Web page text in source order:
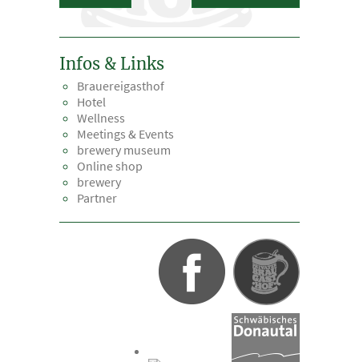
Infos & Links
Brauereigasthof
Hotel
Wellness
Meetings & Events
brewery museum
Online shop
brewery
Partner